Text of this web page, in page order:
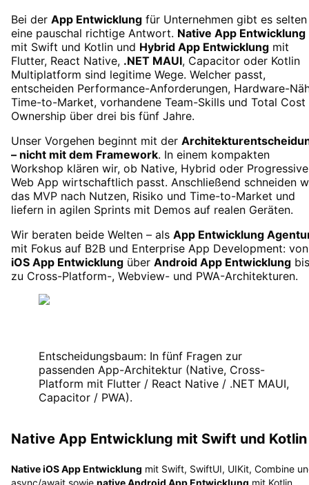
Bei der App Entwicklung für Unternehmen gibt es selten
eine pauschal richtige Antwort. Native App Entwicklung
mit Swift und Kotlin und Hybrid App Entwicklung mit
Flutter, React Native, .NET MAUI, Capacitor oder Kotlin
Multiplatform sind legitime Wege. Welcher passt,
entscheiden Performance-Anforderungen, Hardware-
Time-to-Market, vorhandene Team-Skills und Total
Ownership über drei bis fünf Jahre.
Unser Vorgehen beginnt mit der
– nicht mit dem Framework. In einem kompakten
Workshop klären wir, ob Native, Hybrid oder Progressive
Web App wirtschaftlich passt. Anschließend schneiden
das MVP nach Nutzen, Risiko und Time-to-Market und
liefern in agilen Sprints mit Demos auf realen Geräten.
Wir beraten beide Welten – als App Entwicklung
mit Fokus auf B2B und Enterprise App Development: von
iOS App Entwicklung über Android App Entwicklung bis
zu Cross-Platform-, Webview- und PWA-Architekturen.
Entscheidungsbaum: In fünf Fragen zur
passenden App-Architektur (Native, Cross-
Platform mit Flutter / React Native / .NET MAUI,
Capacitor / PWA).
Native App Entwicklung mit Swift und Kotlin
Native iOS App Entwicklung mit Swift, SwiftUI, UIKit, Combine